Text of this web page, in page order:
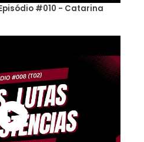
#010 - Catarina